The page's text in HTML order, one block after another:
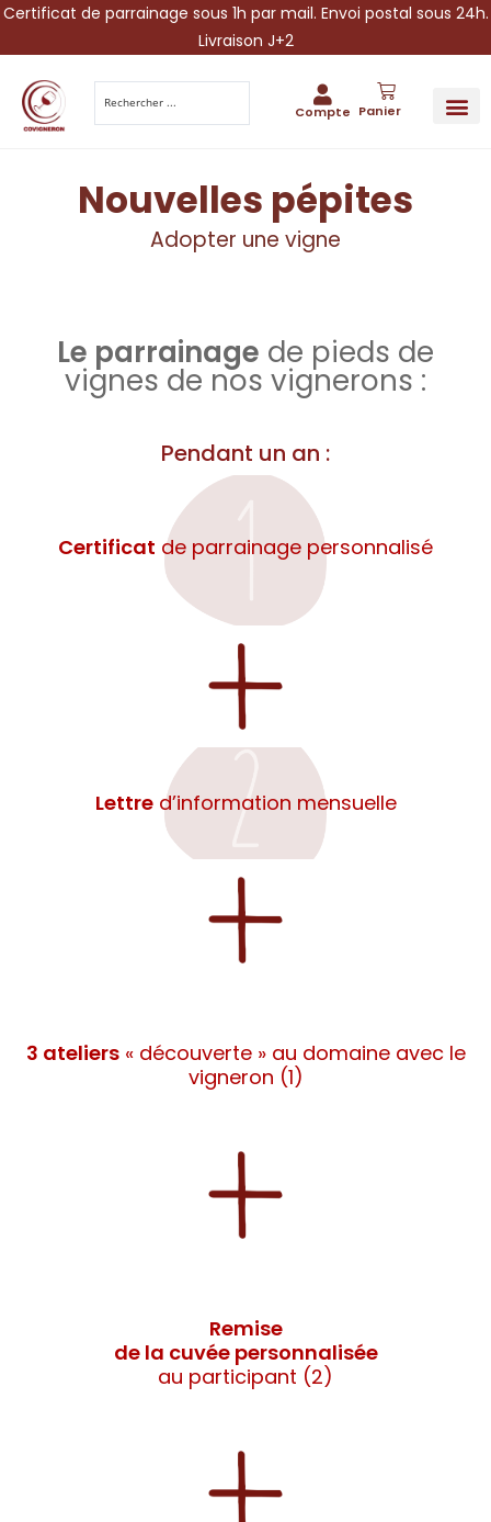
Certificat de parrainage sous 1h par mail. Envoi postal sous 24h.
Livraison J+2
Compte Panier
Nouvelles pépites
Adopter une vigne
Le parrainage de pieds de
vignes de nos vignerons :
Pendant un an :
Certificat de parrainage personnalisé
Lettred’information mensuelle
3 ateliers« découverte » au domaine avec le
vigneron (1)
Remise
de la cuvée personnalisée
au participant (2)